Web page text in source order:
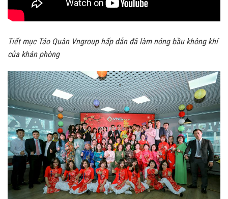
Tiết mục Táo Quân Vngroup hấp dẫn đã làm nóng bầu không khí
của khán phòng